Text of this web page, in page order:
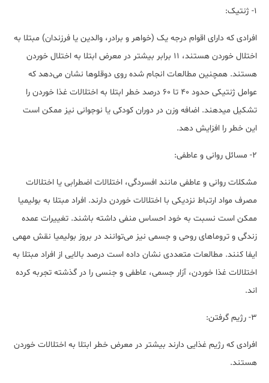
۱- ژنتیک:
افرادی که دارای اقوام درجه یک (خواهر و برادر، والدین یا فرزندان) مبتلا به
اختلال خوردن هستند، ۱۱ برابر بیشتر در معرض ابتلا به اختلال خوردن
هستند. همچنین مطالعات انجام شده روی دوقلوها نشان می‌دهد که
عوامل ژنتیکی حدود ۴۰ تا ۶۰ درصد خطر ابتلا به اختلالات غذا خوردن را
تشکیل می‎دهند. اضافه وزن در دوران کودکی یا نوجوانی نیز ممکن است
این خطر را افزایش دهد.
۲- مسائل روانی و عاطفی:
مشکلات روانی و عاطفی مانند افسردگی، اختلالات اضطرابی یا اختلالات
مصرف مواد ارتباط نزدیکی با اختلالات خوردن دارند. افراد مبتلا به بولیمیا
ممکن است نسبت به خود احساس منفی داشته باشند. تغییرات عمده
زندگی و تروما‌های روحی و جسمی نیز می‌توانند در بروز بولیمیا نقش مهمی
ایفا کنند. مطالعات متعددی نشان داده است درصد بالایی از افراد مبتلا به
اختلالات غذا خوردن، آزار جسمی، عاطفی و جنسی را در گذشته تجربه کرده
اند.
۳- رژیم گرفتن:
افرادی که رژیم غذایی دارند بیشتر در معرض خطر ابتلا به اختلالات خوردن
هستند.